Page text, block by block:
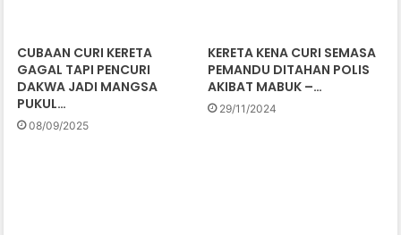
CUBAAN CURI KERETA
GAGAL TAPI PENCURI
DAKWA JADI MANGSA
PUKUL…
08/09/2025
KERETA KENA CURI SEMASA
PEMANDU DITAHAN POLIS
AKIBAT MABUK –…
29/11/2024